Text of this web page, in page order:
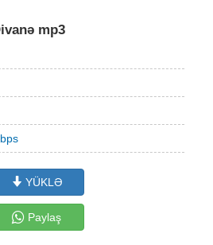
mp3
YÜKLƏ
Paylaş